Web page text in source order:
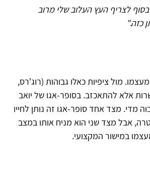
בסוף לצריף העץ העלוב שלי מרוב
כזה."
מעצמו. מול ציפיות כאלו גבוהות (רוג'רס,
אלא להתאכזב. בסופר-אגו של יואב
מדי. מצד אחד סופר-אגו זה נותן לחייו
אבל מצד שני הוא מניח אותו במצב
במישור המקצועי.